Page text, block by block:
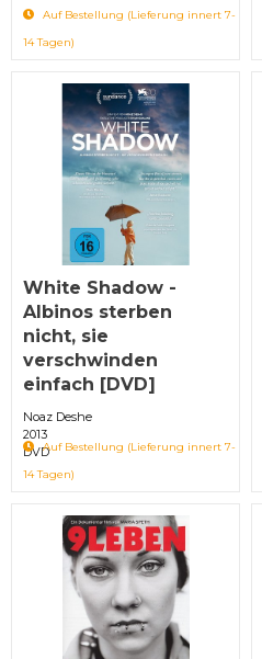
Auf Bestellung (Lieferung innert 7-
14 Tagen)
White Shadow -
Albinos sterben
nicht, sie
verschwinden
einfach [DVD]
Noaz Deshe
2013
DVDAuf Bestellung (Lieferung innert 7-
14 Tagen)